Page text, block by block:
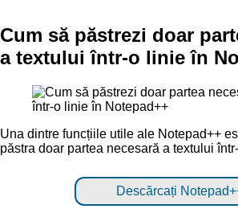
Cum să păstrezi doar
a textului într-o linie în
Una dintre funcțiile utile ale Notepad++
păstra doar partea necesară a textului
Descărcați